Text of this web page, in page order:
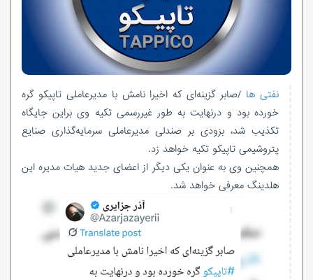
نفتی ها /صابر گزینه‌ای که اخیرا نامش با مدیرعاملی تاپیکو گره
خورده بود و درنهایت به طور غیررسمی تکیه وی براین جایگاه
تکذیب شد، بزودی بر صندلی مدیرعاملی سرمایه‌گذاری صنایع
پتروشیمی تاپیکو تکیه خواهد زد.
همچنین وی به عنوان یکی دیگر از اعضای جدید هیات مدیره این
هلدینگ معرفی خواهد شد.